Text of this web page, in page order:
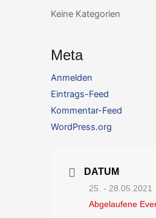
Keine Kategorien
Meta
Anmelden
Eintrags-Feed
Kommentar-Feed
WordPress.org
DATUM
25. - 28.05.2021
Abgelaufene